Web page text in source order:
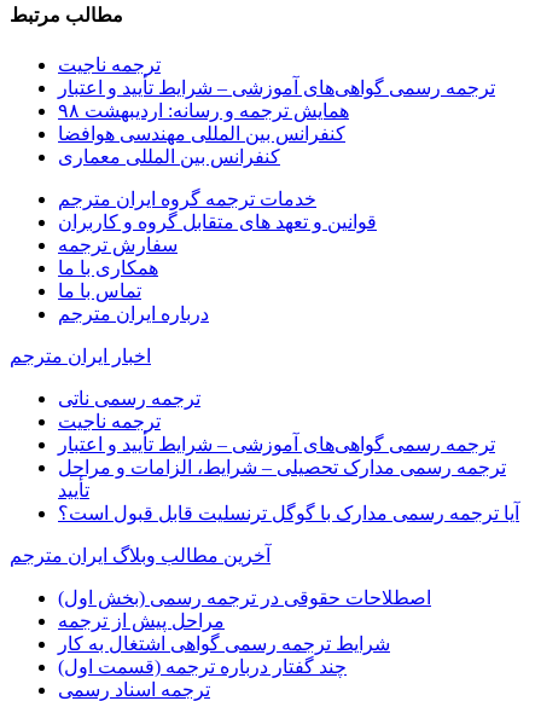
مطالب مرتبط
ترجمه ناجیت
ترجمه رسمی گواهی‌های آموزشی – شرایط تأیید و اعتبار
همایش ترجمه و رسانه: اردیبهشت ۹۸
کنفرانس بین المللی مهندسی هوافضا
کنفرانس بین المللی معماری
خدمات ترجمه گروه ایران مترجم
قوانین و تعهد های متقابل گروه و کاربران
سفارش ترجمه
همکاری با ما
تماس با ما
درباره ایران مترجم
اخبار ایران مترجم
ترجمه رسمی ناتی
ترجمه ناجیت
ترجمه رسمی گواهی‌های آموزشی – شرایط تأیید و اعتبار
ترجمه رسمی مدارک تحصیلی – شرایط، الزامات و مراحل
تأیید
آیا ترجمه رسمی مدارک با گوگل ترنسلیت قابل قبول است؟
آخرین مطالب وبلاگ ایران مترجم
اصطلاحات حقوقی در ترجمه رسمی (بخش اول)
مراحل پیش از ترجمه
شرایط ترجمه رسمی گواهی اشتغال به کار
چند گفتار درباره ترجمه (قسمت اول)
ترجمه اسناد رسمی